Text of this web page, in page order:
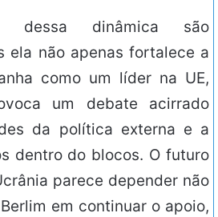
dessa dinâmica são
ela não apenas fortalece a
como um líder na UE,
um debate acirrado
da política externa e a
dentro do blocos. O futuro
parece depender não
em continuar o apoio,